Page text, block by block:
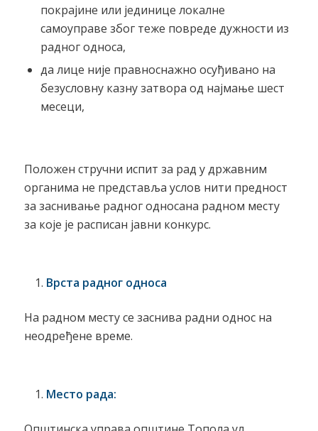
покрајине или јединице локалне
самоуправе због теже повреде дужности из
радног односа,
да лице није правноснажно осуђивано на
безусловну казну затвора од најмање шест
месеци,
Положен стручни испит за рад у државним
органима не представља услов нити предност
за заснивање радног односана радном месту
за које је расписан јавни конкурс.
Врста радног односа
На радном месту се заснива радни однос на
неодређене време.
Место рада: